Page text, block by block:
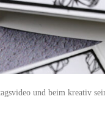
und beim kreativ